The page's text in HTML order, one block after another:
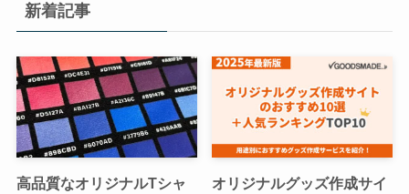
新着記事
高品質なオリジナルTシャ
オリジナルグッズ作成サイ